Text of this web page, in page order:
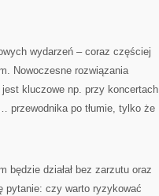
wydarzeń – coraz częściej
Nowoczesne rozwiązania
kluczowe np. przy koncertach
przewodnika po tłumie, tylko że
działał bez zarzutu oraz
pytanie: czy warto ryzykować